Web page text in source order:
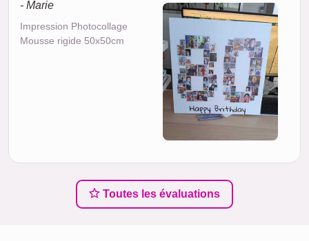
- Marie
Impression Photocollage
Mousse rigide 50x50cm
Toutes les évaluations